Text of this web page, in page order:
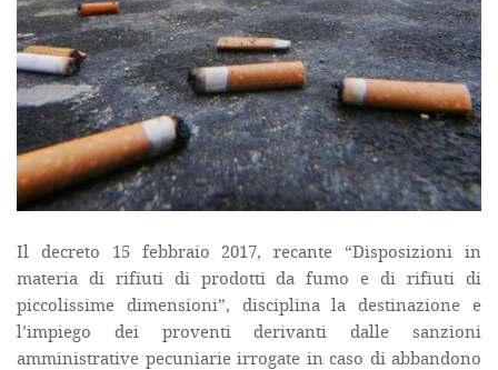
Il decreto 15 febbraio 2017, recante “Disposizioni in
materia di rifiuti di prodotti da fumo e di rifiuti di
piccolissime dimensioni”, disciplina la destinazione e
l’impiego dei proventi derivanti dalle sanzioni
amministrative pecuniarie irrogate in caso di abbandono